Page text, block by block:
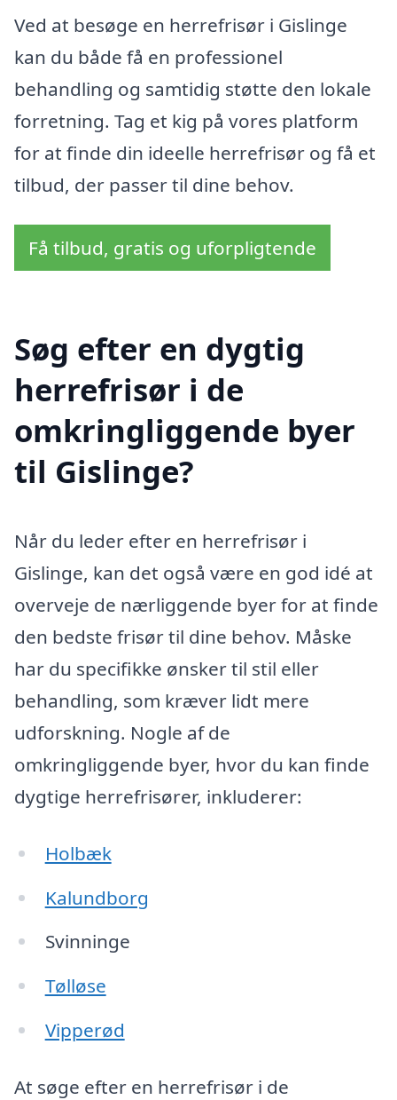
Ved at besøge en herrefrisør i Gislinge
kan du både få en professionel
behandling og samtidig støtte den lokale
forretning. Tag et kig på vores platform
for at finde din ideelle herrefrisør og få et
tilbud, der passer til dine behov.
Få tilbud, gratis og uforpligtende
Søg efter en dygtig
herrefrisør i de
omkringliggende byer
til Gislinge?
Når du leder efter en herrefrisør i
Gislinge, kan det også være en god idé at
overveje de nærliggende byer for at finde
den bedste frisør til dine behov. Måske
har du specifikke ønsker til stil eller
behandling, som kræver lidt mere
udforskning. Nogle af de
omkringliggende byer, hvor du kan finde
dygtige herrefrisører, inkluderer:
Holbæk
Kalundborg
Svinninge
Tølløse
Vipperød
At søge efter en herrefrisør i de